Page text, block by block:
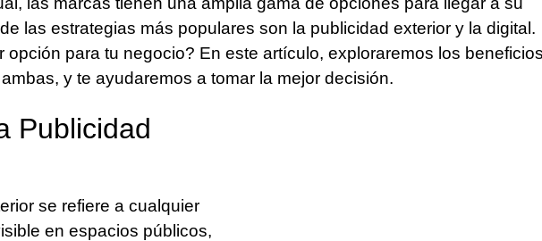
las estrategias más populares son la publicidad exterior y la digital.
opción para tu negocio? En este artículo, exploraremos los
y te ayudaremos a tomar la mejor decisión.
Publicidad
se refiere a cualquier
en espacios públicos,